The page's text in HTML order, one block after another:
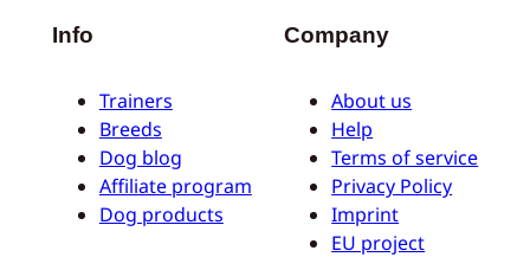
Info
Trainers
Breeds
Dog blog
Affiliate program
Dog products
Company
About us
Help
Terms of service
Privacy Policy
Imprint
EU project